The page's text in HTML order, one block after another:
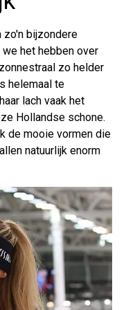
zo'n bijzondere
het hebben over
zo helder
helemaal te
lach vaak het
Hollandse schone.
de mooie vormen die
natuurlijk enorm